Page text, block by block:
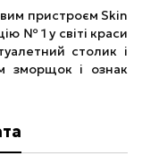
пристроєм Skin
№ 1 у світі краси
столик і
зморщок і ознак